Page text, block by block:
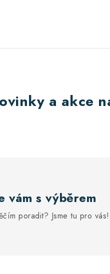
a akce
vám s výběrem
poradit? Jsme tu pro vás!